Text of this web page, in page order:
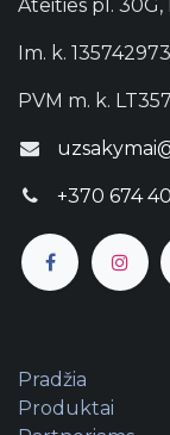
Ateities pl. 30G,
Im. k. 135742973
PVM m. k.
+370 674
Pradžia
Produktai